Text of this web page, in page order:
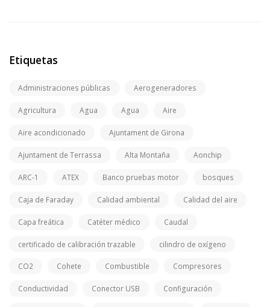
Etiquetas
Administraciones públicas Aerogeneradores
Agricultura Agua Agua Aire
Aire acondicionado Ajuntament de Girona
Ajuntament de Terrassa Alta Montaña Aonchip
ARC-1 ATEX Banco pruebas motor bosques
Caja de Faraday Calidad ambiental Calidad del aire
Capa freática Catéter médico Caudal
certificado de calibración trazable cilindro de oxígeno
CO2 Cohete Combustible Compresores
Conductividad Conector USB Configuración